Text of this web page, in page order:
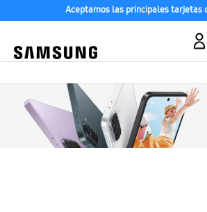
Aceptamos las principales tarjetas